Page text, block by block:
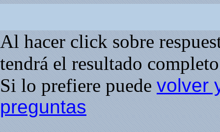
Al hacer click sobre
tendrá el resultado
Si lo prefiere puede volver
preguntas